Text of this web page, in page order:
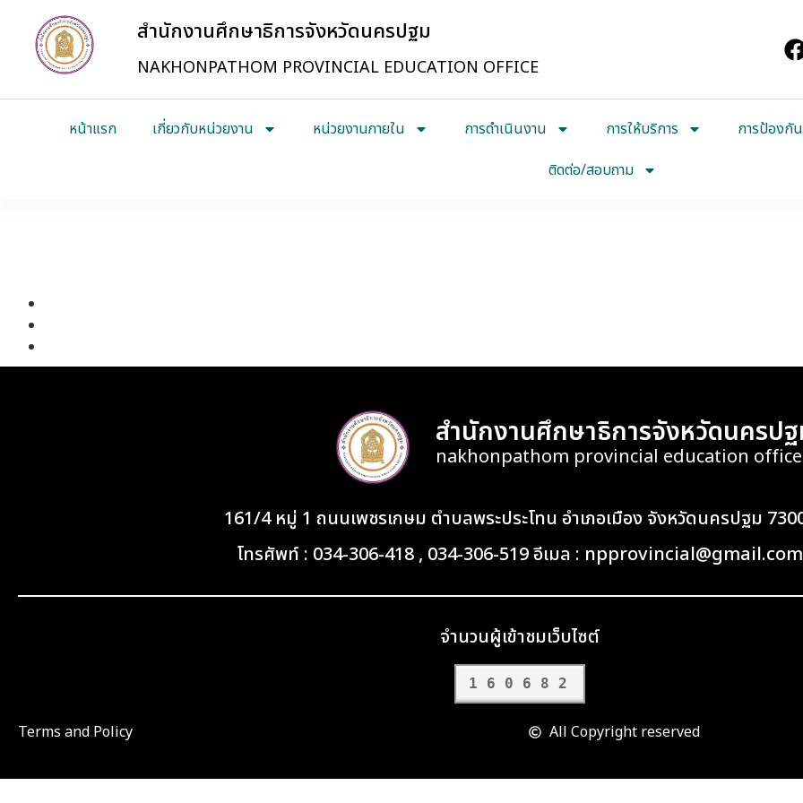
สำนักงานศึกษาธิการจังหวัดนครปฐม
NAKHONPATHOM PROVINCIAL EDUCATION OFFICE
หน้าแรก เกี่ยวกับหน่วยงาน หน่วยงานภายใน การดำเนินงาน การให้บริการ
การป้องกั
ติดต่อ/สอบถาม
สำนักงานศึกษาธิการจังหวัดนครป
nakhonpathom provincial education office
161/4 หมู่ 1 ถนนเพชรเกษม ตำบลพระประโทน อำเภอเมือง จังหวัดนครปฐม
โทรศัพท์ : 034-306-418 , 034-306-519 อีเมล : npprovincial@gmail.com
จำนวนผู้เข้าชมเว็บไซต์
160682
Terms and Policy All Copyright reserved